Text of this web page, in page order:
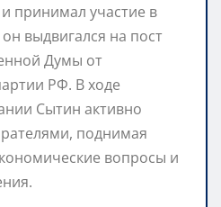
принимал участие в
выдвигался на пост
Думы от
РФ. В ходе
Сытин активно
поднимая
вопросы и